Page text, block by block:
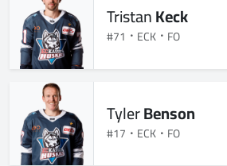
TristanKeck
#71 ECK FO
TylerBenson
#17 ECK FO